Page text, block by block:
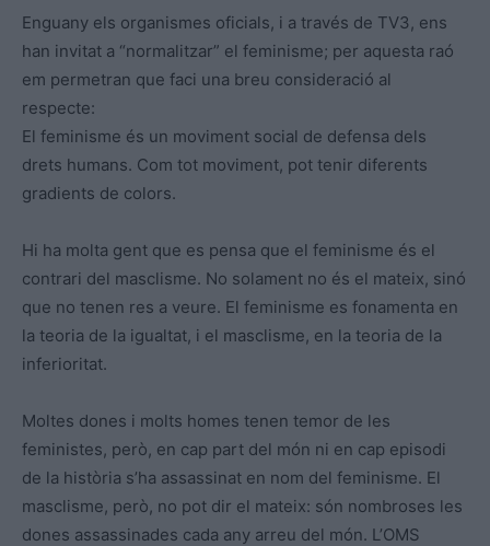
Enguany els organismes oficials, i a través de TV3, ens
han invitat a “normalitzar” el feminisme; per aquesta raó
em permetran que faci una breu consideració al
respecte:
El feminisme és un moviment social de defensa dels
drets humans. Com tot moviment, pot tenir diferents
gradients de colors.
Hi ha molta gent que es pensa que el feminisme és el
contrari del masclisme. No solament no és el mateix, sinó
que no tenen res a veure. El feminisme es fonamenta en
la teoria de la igualtat, i el masclisme, en la teoria de la
inferioritat.
Moltes dones i molts homes tenen temor de les
feministes, però, en cap part del món ni en cap episodi
de la història s’ha assassinat en nom del feminisme. El
masclisme, però, no pot dir el mateix: són nombroses les
dones assassinades cada any arreu del món. L’OMS